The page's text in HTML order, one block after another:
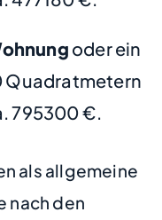
oder ein
Quadratmetern
795300 €.
als allgemeine
nach den